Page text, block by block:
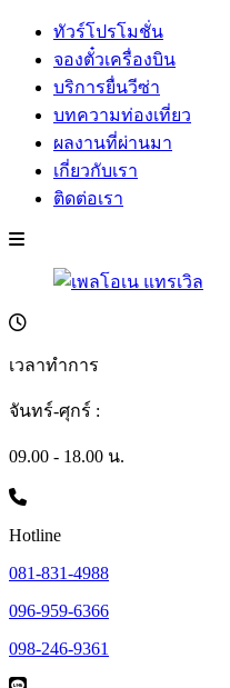
ทัวร์โปรโมชั่น
จองตั๋วเครื่องบิน
บริการยื่นวีซ่า
บทความท่องเที่ยว
ผลงานที่ผ่านมา
เกี่ยวกับเรา
ติดต่อเรา
เวลาทำการ
จันทร์-ศุกร์ :
09.00 - 18.00 น.
Hotline
081-831-4988
096-959-6366
098-246-9361